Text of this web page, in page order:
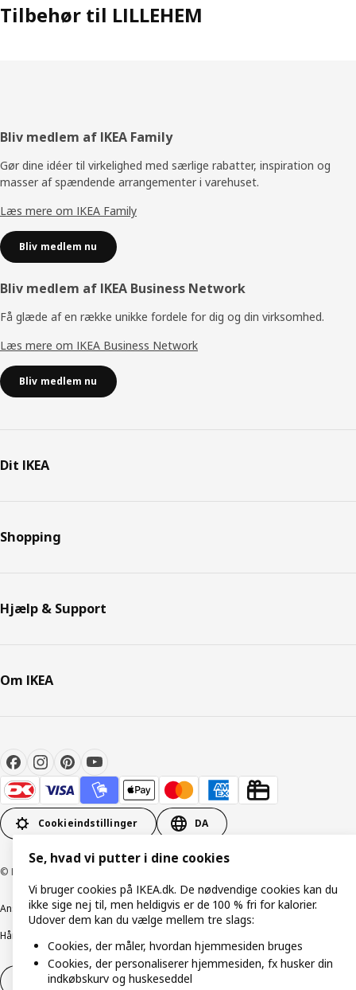
Tilbehør til LILLEHEM
Footer
Bliv medlem af IKEA Family
Gør dine idéer til virkelighed med særlige rabatter, inspiration og
masser af spændende arrangementer i varehuset.
Læs mere om IKEA Family
Bliv medlem nu
Bliv medlem af IKEA Business Network
Få glæde af en række unikke fordele for dig og din virksomhed.
Læs mere om IKEA Business Network
Bliv medlem nu
Dit IKEA
Shopping
Hjælp & Support
Om IKEA
Cookieindstillinger DA
© Inter IKEA Systems B.V. 1999-2026
Ansvarlig rapporteringCookiepolitikDigital tilgængelighed
Håndtering af persondata
Fortryd dit køb Fortryd dit køb af service
Se, hvad vi putter i dine cookies
Vi bruger cookies på IKEA.dk. De nødvendige cookies kan du
ikke sige nej til, men heldigvis er de 100 % fri for kalorier.
Udover dem kan du vælge mellem tre slags:
Cookies, der måler, hvordan hjemmesiden bruges
Cookies, der personaliserer hjemmesiden, fx husker din
indkøbskurv og huskeseddel